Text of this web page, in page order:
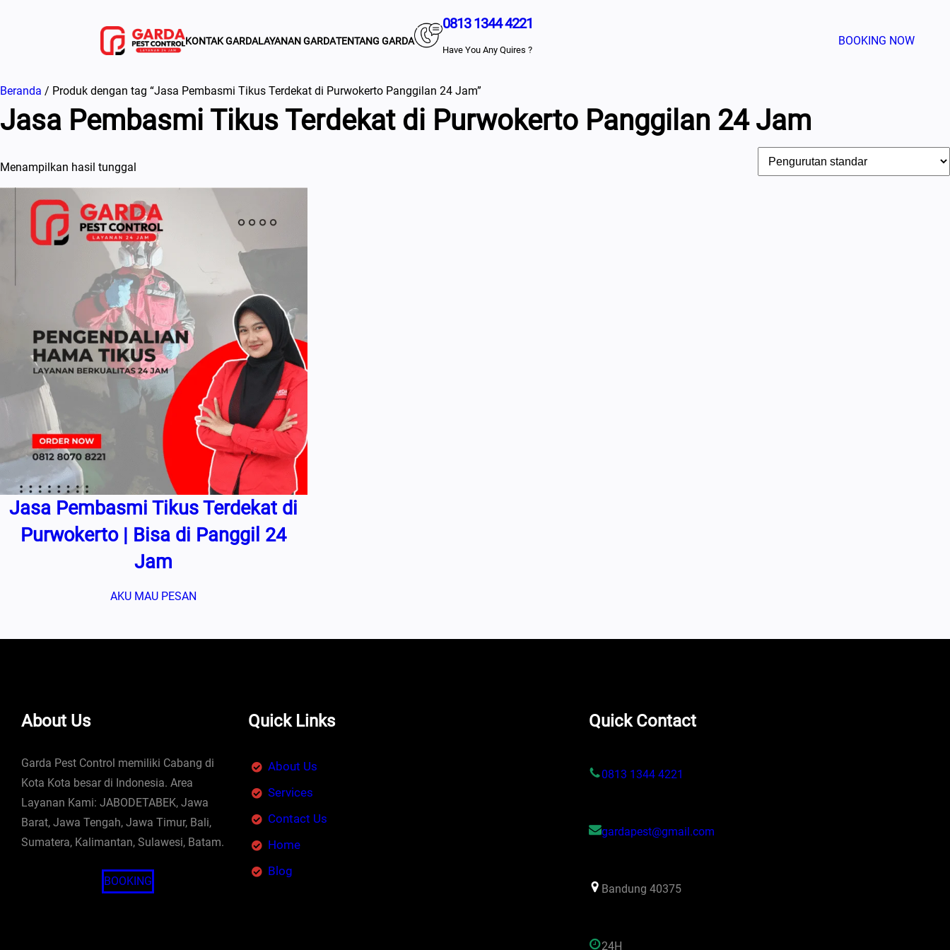
KONTAK GARDALAYANAN GARDATENTANG GARDA
0813 1344 4221
Have You Any Quires ?
BOOKING NOW
Beranda / Produk dengan tag “Jasa Pembasmi Tikus Terdekat di Purwokerto Panggilan 24 Jam”
Jasa Pembasmi Tikus Terdekat di Purwokerto Panggilan 24 Jam
Menampilkan hasil tunggal
Jasa Pembasmi Tikus Terdekat di
Purwokerto | Bisa di Panggil 24
Jam
AKU MAU PESAN
About Us
Garda Pest Control memiliki Cabang di
Kota Kota besar di Indonesia. Area
Layanan Kami: JABODETABEK, Jawa
Barat, Jawa Tengah, Jawa Timur, Bali,
Sumatera, Kalimantan, Sulawesi, Batam.
BOOKING
Quick Links
About Us
Services
Contact Us
Home
Blog
Quick Contact
0813 1344 4221
gardapest@gmail.com
Bandung 40375
24H